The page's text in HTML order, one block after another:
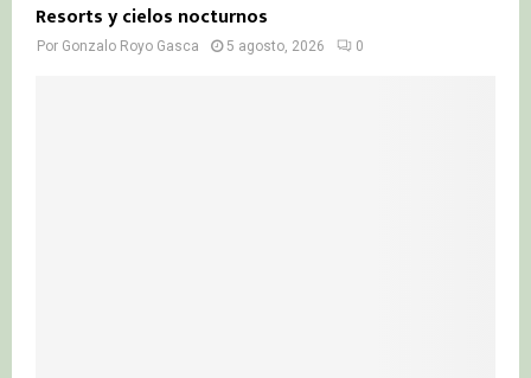
Resorts y cielos nocturnos
Por Gonzalo Royo Gasca 5 agosto, 2026 0